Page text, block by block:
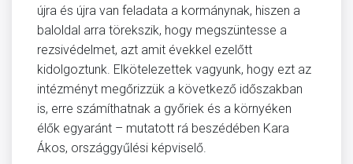
újra és újra van feladata a kormánynak, hiszen a
baloldal arra törekszik, hogy megszüntesse a
rezsivédelmet, azt amit évekkel ezelőtt
kidolgoztunk. Elkötelezettek vagyunk, hogy ezt az
intézményt megőrizzük a következő időszakban
is, erre számíthatnak a győriek és a környéken
élők egyaránt – mutatott rá beszédében Kara
Ákos, országgyűlési képviselő.